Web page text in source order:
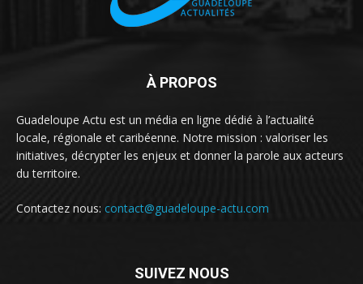
À PROPOS
Guadeloupe Actu est un média en ligne dédié à l’actualité
locale, régionale et caribéenne. Notre mission : valoriser les
initiatives, décrypter les enjeux et donner la parole aux acteurs
du territoire.
Contactez nous: contact@guadeloupe-actu.com
SUIVEZ NOUS